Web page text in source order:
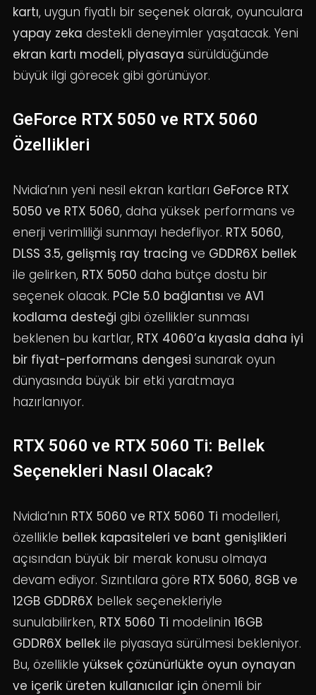
kartı, uygun fiyatlı bir seçenek olarak, oyunculara
yapay zeka destekli deneyimler yaşatacak. Yeni
ekran kartı modeli, piyasaya sürüldüğünde
büyük ilgi görecek gibi görünüyor.
GeForce RTX 5050 ve RTX 5060
Özellikleri
Nvidia’nın yeni nesil ekran kartları GeForce RTX
5050 ve RTX 5060, daha yüksek performans ve
enerji verimliliği sunmayı hedefliyor. RTX 5060,
DLSS 3.5, gelişmiş ray tracing ve GDDR6X bellek
ile gelirken, RTX 5050 daha bütçe dostu bir
seçenek olacak. PCIe 5.0 bağlantısı ve AV1
kodlama desteği gibi özellikler sunması
beklenen bu kartlar, RTX 4060’a kıyasla daha iyi
bir fiyat-performans dengesi sunarak oyun
dünyasında büyük bir etki yaratmaya
hazırlanıyor.
RTX 5060 ve RTX 5060 Ti: Bellek
Seçenekleri Nasıl Olacak?
Nvidia’nın RTX 5060 ve RTX 5060 Ti modelleri,
özellikle bellek kapasiteleri ve bant genişlikleri
açısından büyük bir merak konusu olmaya
devam ediyor. Sızıntılara göre RTX 5060, 8GB ve
12GB GDDR6X bellek seçenekleriyle
sunulabilirken, RTX 5060 Ti modelinin 16GB
GDDR6X bellek ile piyasaya sürülmesi bekleniyor.
Bu, özellikle yüksek çözünürlükte oyun oynayan
ve içerik üreten kullanıcılar için önemli bir